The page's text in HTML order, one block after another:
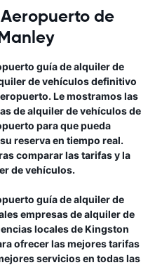
de
guía de alquiler de
de vehículos definitivo
. Le mostramos las
de alquiler de vehículos de
para que pueda
reserva en tiempo real.
comparar las tarifas y la
de vehículos.
guía de alquiler de
empresas de alquiler de
locales deKingston
ofrecer las mejores tarifas
servicios en todas las